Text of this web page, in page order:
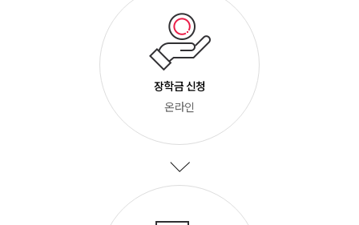
장학금 신청
온라인